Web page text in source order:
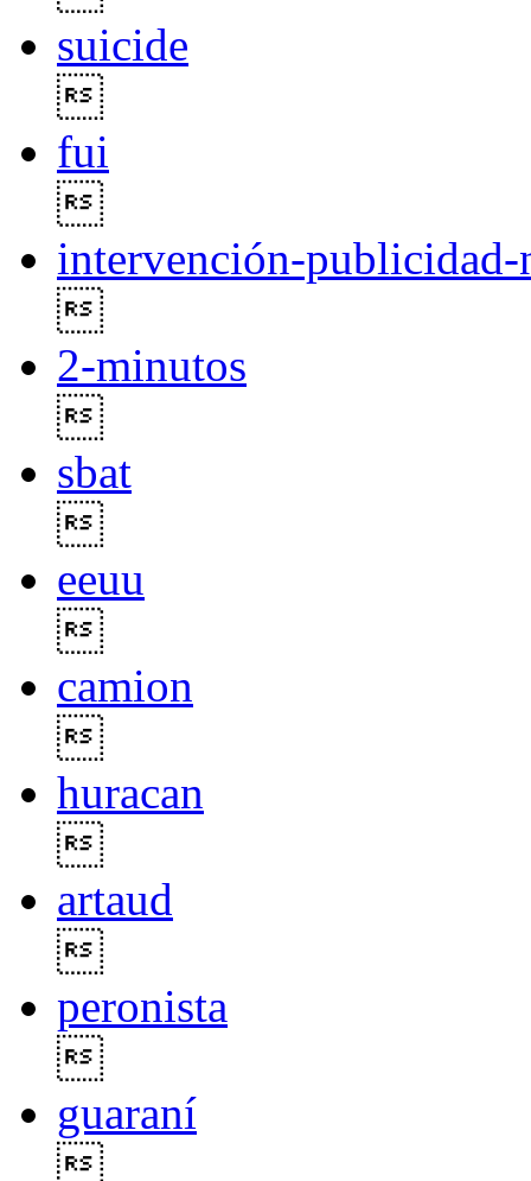
suicide
fui
intervención-publicidad-
2-minutos
sbat
eeuu
camion
huracan
artaud
peronista
guaraní